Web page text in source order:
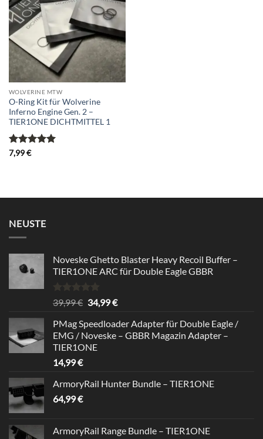
wishlist
WOLVERINE MTW
O-Ring Kit für Wolverine
Inferno Engine Gen. 2 –
TIER1ONE DICHTMITTEL 1
Bewertet
7,99€
NEUSTE
Noveske Ghetto Blaster Heavy Recoil Buffer –
TIER1ONE ARC für Double Eagle GBBR
Rated5.00
out of 5
39,99€ Original
was:
39,99 €.
34,99€Current
is:
34,99 €.
PMag Speedloader Adapter für Double Eagle /
EMG / Noveske – GBBR Magazin Adapter –
TIER1ONE
14,99€
ArmoryRail Hunter Bundle – TIER1ONE
64,99€
ArmoryRail Range Bundle – TIER1ONE